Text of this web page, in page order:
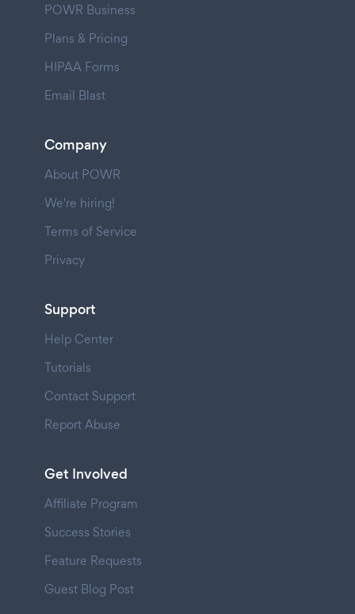
POWR Business
Plans & Pricing
HIPAA Forms
Email Blast
Company
About POWR
We're hiring!
Terms of Service
Privacy
Support
Help Center
Tutorials
Contact Support
Report Abuse
Get Involved
Affiliate Program
Success Stories
Feature Requests
Guest Blog Post